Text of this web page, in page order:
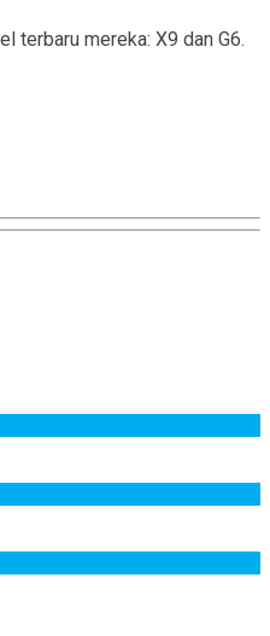
terbaru mereka: X9 dan G6.